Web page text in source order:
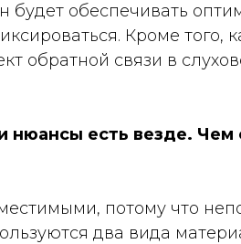
обеспечивать
Кроме того,
обратной связи в
есть везде. Чем
потому что
два вида